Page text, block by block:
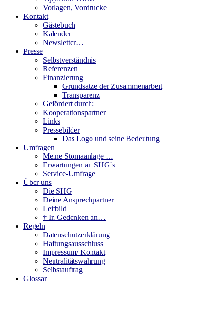
Vorlagen, Vordrucke
Kontakt
Gästebuch
Kalender
Newsletter…
Presse
Selbstverständnis
Referenzen
Finanzierung
Grundsätze der Zusammenarbeit
Transparenz
Gefördert durch:
Kooperationspartner
Links
Pressebilder
Das Logo und seine Bedeutung
Umfragen
Meine Stomaanlage …
Erwartungen an SHG´s
Service-Umfrage
Über uns
Die SHG
Deine Ansprechpartner
Leitbild
† In Gedenken an…
Regeln
Datenschutzerklärung
Haftungsausschluss
Impressum/ Kontakt
Neutralitätswahrung
Selbstauftrag
Glossar